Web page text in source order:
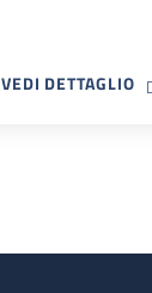
VEDI DETTAGLIO